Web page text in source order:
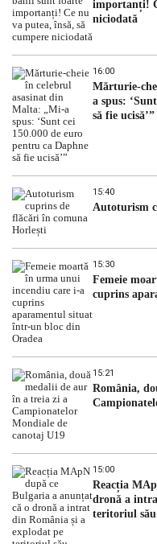
importanți!
niciodată
16:00
Mărturie-
a spus:
să fie ucisă’”
15:40
Autoturism
15:30
Femeie
cuprins
15:21
România,
15:00
Reacția
dronă a
teritoriul său